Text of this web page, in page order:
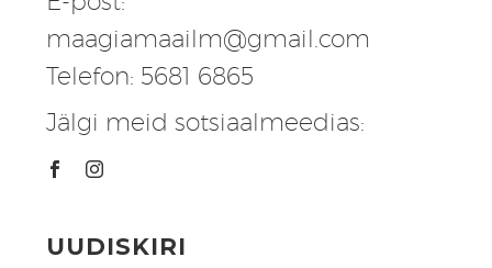
maagiamaailm@gmail.com
Telefon: 5681 6865
Jälgi meid sotsiaalmeedias:
UUDISKIRI